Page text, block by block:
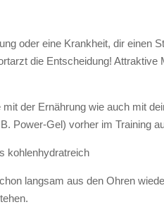
oder eine Krankheit, dir einen
die Entscheidung! Attraktive
der Ernährung wie auch mit
Power-Gel) vorher im Training
kohlenhydratreich
langsam aus den Ohren